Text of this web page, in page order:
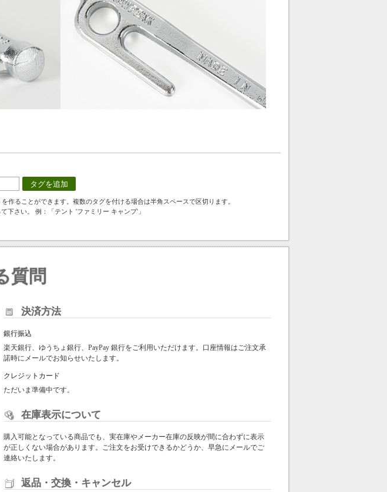
タグを追加
作ることができます。複数のタグを付ける場合は半角スペースで区切ります。
下さい。 例：「テント 'ファミリー キャンプ'」
質問
決済方法
銀行振込
楽天銀行、ゆうちょ銀行、PayPay 銀行をご利用いただけます。口座情報はご注文承
諾時にメールでお知らせいたします。
クレジットカード
ただいま準備中です。
在庫表示について
購入可能となっている商品でも、実在庫やメーカー在庫の反映が間に合わずに表示
が正しくない場合があります。ご注文をお受けできるかどうか、早急にメールでご
連絡いたします。
返品・交換・キャンセル